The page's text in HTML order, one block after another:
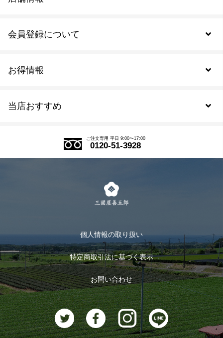
当店おすすめ
式部の香りシリーズ
お茶のギフト
おすすめのお茶
お茶に合うスイーツ
お得情報
会員登録について
会員規約について
ログイン
ログアウト
ご注文専用 平日 9:00〜17:00
0120-51-3928
個人情報の取り扱い
特定商取引法に基づく表示
お問い合わせ